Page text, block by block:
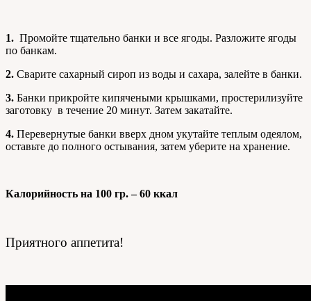
1. Промойте тщательно банки и все ягоды. Разложите ягоды
по банкам.
2. Сварите сахарный сироп из воды и сахара, залейте в банки.
3. Банки прикройте кипячеными крышками, простерилизуйте
заготовку в течение 20 минут. Затем закатайте.
4. Перевернутые банки вверх дном укутайте теплым одеялом,
оставьте до полного остывания, затем уберите на хранение.
Калорийность на 100 гр. – 60 ккал
Приятного аппетита!